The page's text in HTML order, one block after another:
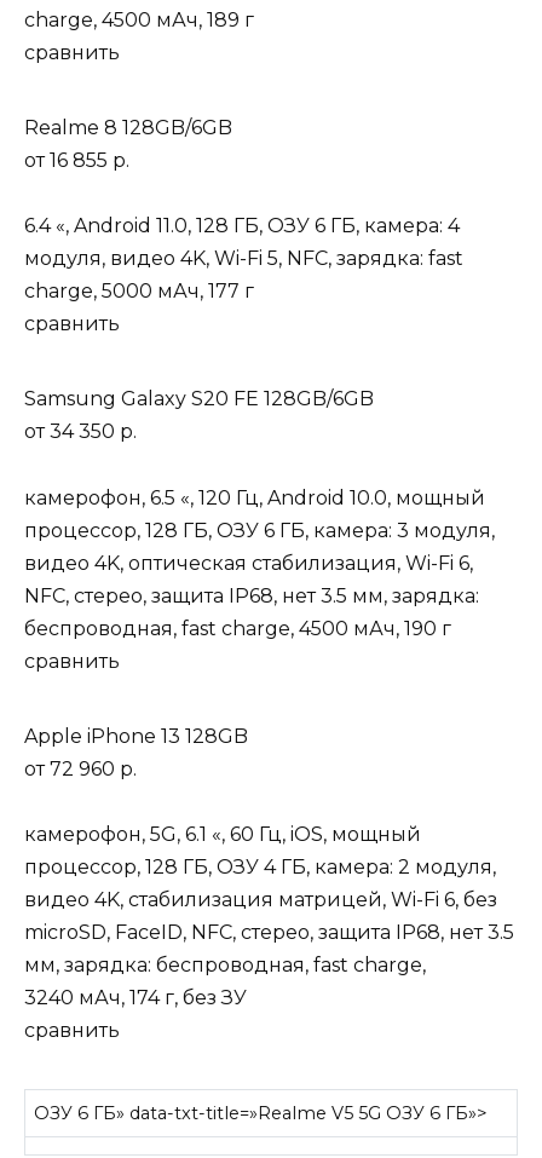
charge, 4500 мАч, 189 г
сравнить
Realme 8 128GB/6GB
от16 855 р.
6.4 «, Android 11.0, 128 ГБ, ОЗУ 6 ГБ, камера: 4
модуля, видео 4K, Wi-Fi 5, NFC, зарядка: fast
charge, 5000 мАч, 177 г
сравнить
Samsung Galaxy S20 FE 128GB/6GB
от34 350 р.
камерофон, 6.5 «, 120 Гц, Android 10.0, мощный
процессор, 128 ГБ, ОЗУ 6 ГБ, камера: 3 модуля,
видео 4K, оптическая стабилизация, Wi-Fi 6,
NFC, стерео, защита IP68, нет 3.5 мм, зарядка:
беспроводная, fast charge, 4500 мАч, 190 г
сравнить
Apple iPhone 13 128GB
от72 960 р.
камерофон, 5G, 6.1 «, 60 Гц, iOS, мощный
процессор, 128 ГБ, ОЗУ 4 ГБ, камера: 2 модуля,
видео 4K, стабилизация матрицей, Wi-Fi 6, без
microSD, FaceID, NFC, стерео, защита IP68, нет 3.5
мм, зарядка: беспроводная, fast charge,
3240 мАч, 174 г, без ЗУ
сравнить
ОЗУ 6 ГБ» data-txt-title=»Realme V5 5G ОЗУ 6 ГБ»>